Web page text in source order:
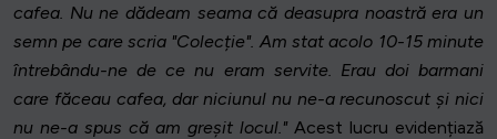
cafea. Nu ne dădeam seama că deasupra noastră era un
semn pe care scria "Colecție". Am stat acolo 10-15 minute
întrebându-ne de ce nu eram servite. Erau doi barmani
care făceau cafea, dar niciunul nu ne-a recunoscut și nici
nu ne-a spus că am greșit locul."Acest lucru evidențiază